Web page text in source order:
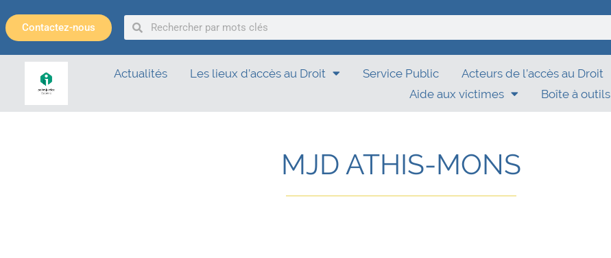
Contactez-nous
Actualités Les lieux d’accès au Droit Service Public Acteurs de l’accès au Droit
Aide aux victimes
Boîte à outils
MJD ATHIS-MONS